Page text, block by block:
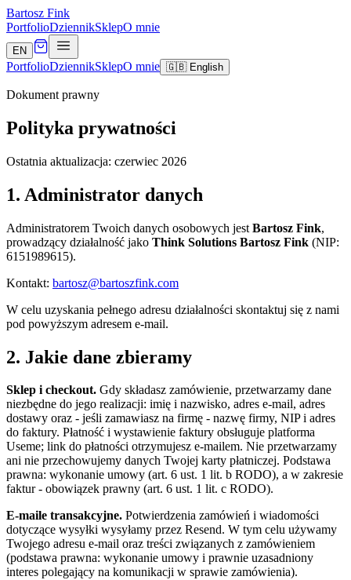
Bartosz Fink
PortfolioDziennikSklepO mnie
EN
PortfolioDziennikSklepO mnie 🇬🇧 English
Dokument prawny
Polityka prywatności
Ostatnia aktualizacja: czerwiec 2026
1. Administrator danych
Administratorem Twoich danych osobowych jest Bartosz Fink,
prowadzący działalność jako Think Solutions Bartosz Fink (NIP:
6151989615).
Kontakt: bartosz@bartoszfink.com
W celu uzyskania pełnego adresu działalności skontaktuj się z nami
pod powyższym adresem e-mail.
2. Jakie dane zbieramy
Sklep i checkout. Gdy składasz zamówienie, przetwarzamy dane
niezbędne do jego realizacji: imię i nazwisko, adres e-mail, adres
dostawy oraz - jeśli zamawiasz na firmę - nazwę firmy, NIP i adres
do faktury. Płatność i wystawienie faktury obsługuje platforma
Useme; link do płatności otrzymujesz e-mailem. Nie przetwarzamy
ani nie przechowujemy danych Twojej karty płatniczej. Podstawa
prawna: wykonanie umowy (art. 6 ust. 1 lit. b RODO), a w zakresie
faktur - obowiązek prawny (art. 6 ust. 1 lit. c RODO).
E-maile transakcyjne. Potwierdzenia zamówień i wiadomości
dotyczące wysyłki wysyłamy przez Resend. W tym celu używamy
Twojego adresu e-mail oraz treści związanych z zamówieniem
(podstawa prawna: wykonanie umowy i prawnie uzasadniony
interes polegający na komunikacji w sprawie zamówienia).